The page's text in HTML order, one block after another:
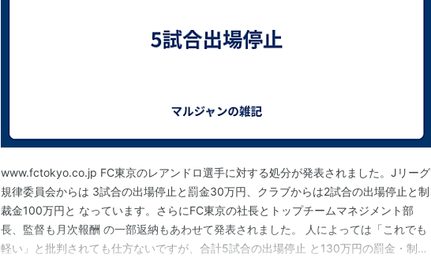
www.fctokyo.co.jp FC東京のレアンドロ選手に対する処分が発表されました。Jリーグ
規律委員会からは 3試合の出場停止と罰金30万円、クラブからは2試合の出場停止と制
裁金100万円と なっています。さらにFC東京の社長とトップチームマネジメント部
長、監督も月次報酬 の一部返納もあわせて発表されました。 人によっては「これでも
軽い」と批判されても仕方ないですが、合計5試合の出場停止 と130万円の罰金・制裁